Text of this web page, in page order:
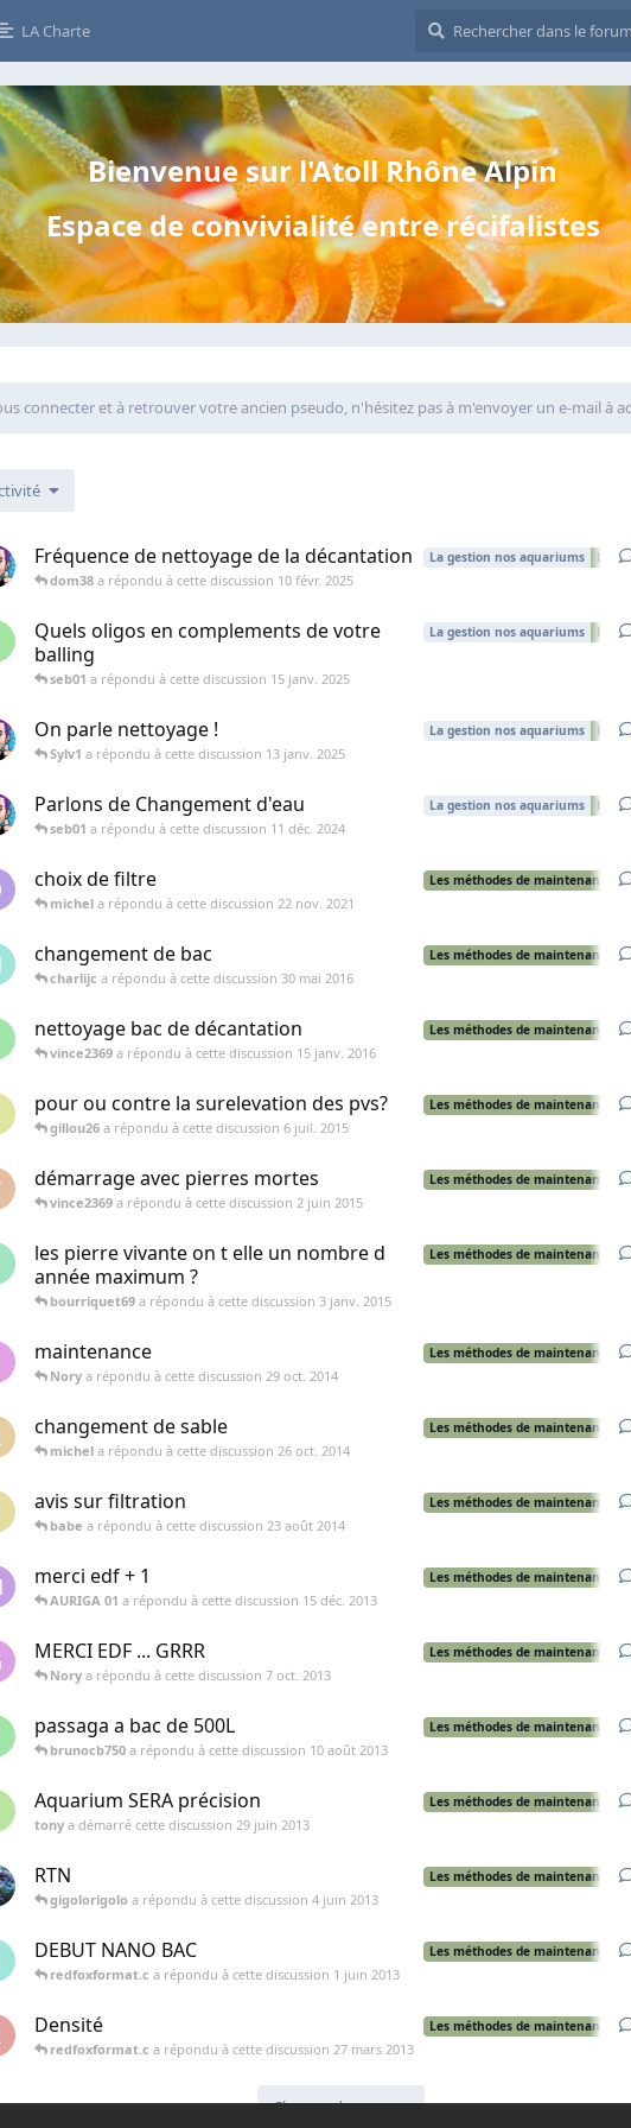
LA Charte
Bienvenue sur l'Atoll Rhône Alpin
Espace de convivialité entre récifalistes
connecter et à retrouver votre ancien pseudo, n'hésitez pas à m'envoyer un e-mail à
Fréquence de nettoyage de la décantation La gestion nos aquariums Les
dom38 a répondu à cette discussion 10 févr. 2025
Quels oligos en complements de votre
balling
La gestion nos aquariums Les
seb01 a répondu à cette discussion 15 janv. 2025
On parle nettoyage ! La gestion nos aquariums Les
Sylv1 a répondu à cette discussion 13 janv. 2025
Parlons de Changement d'eau La gestion nos aquariums Les
seb01 a répondu à cette discussion 11 déc. 2024
choix de filtre Les méthodes de maintenance
michel a répondu à cette discussion 22 nov. 2021
changement de bac Les méthodes de maintenance
charlijc a répondu à cette discussion 30 mai 2016
nettoyage bac de décantation Les méthodes de maintenance
vince2369 a répondu à cette discussion 15 janv. 2016
pour ou contre la surelevation des pvs? Les méthodes de maintenance
gillou26 a répondu à cette discussion 6 juil. 2015
démarrage avec pierres mortes Les méthodes de maintenance
vince2369 a répondu à cette discussion 2 juin 2015
les pierre vivante on t elle un nombre d
année maximum ?
Les méthodes de maintenance
bourriquet69 a répondu à cette discussion 3 janv. 2015
maintenance Les méthodes de maintenance
Nory a répondu à cette discussion 29 oct. 2014
changement de sable Les méthodes de maintenance
michel a répondu à cette discussion 26 oct. 2014
avis sur filtration Les méthodes de maintenance
babe a répondu à cette discussion 23 août 2014
merci edf + 1 Les méthodes de maintenance
AURIGA 01 a répondu à cette discussion 15 déc. 2013
MERCI EDF ... GRRR Les méthodes de maintenance
Nory a répondu à cette discussion 7 oct. 2013
passaga a bac de 500L Les méthodes de maintenance
brunocb750 a répondu à cette discussion 10 août 2013
Aquarium SERA précision Les méthodes de maintenance
tony a démarré cette discussion 29 juin 2013
RTN Les méthodes de maintenance
gigolorigolo a répondu à cette discussion 4 juin 2013
DEBUT NANO BAC Les méthodes de maintenance
redfoxformat.c a répondu à cette discussion 1 juin 2013
Densité Les méthodes de maintenance
redfoxformat.c a répondu à cette discussion 27 mars 2013
Charger davantage